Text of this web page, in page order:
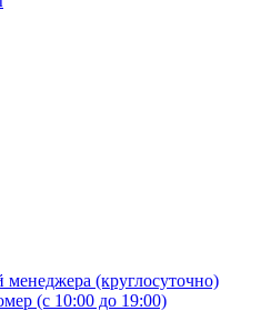
(круглосуточно)
(с 10:00 до 19:00)